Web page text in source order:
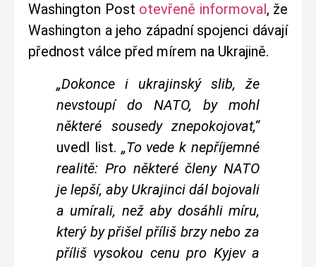
Washington Post otevřeně informoval, že
Washington a jeho západní spojenci dávají
přednost válce před mírem na Ukrajině.
„Dokonce i ukrajinský slib, že
nevstoupí do NATO, by mohl
některé sousedy znepokojovat,“
uvedl list. „To vede k nepříjemné
realitě: Pro některé členy NATO
je lepší, aby Ukrajinci dál bojovali
a umírali, než aby dosáhli míru,
který by přišel příliš brzy nebo za
příliš vysokou cenu pro Kyjev a